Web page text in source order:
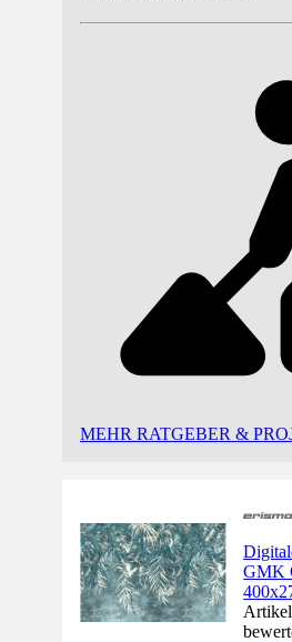
MEHR RATGEBER &
GMK